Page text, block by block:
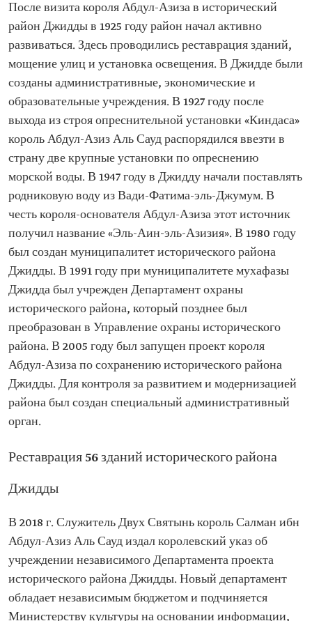
После визита короля Абдул-Азиза в исторический
район Джидды в 1925 году район начал активно
развиваться. Здесь проводились реставрация зданий,
мощение улиц и установка освещения. В Джидде были
созданы административные, экономические и
образовательные учреждения. В 1927 году после
выхода из строя опреснительной установки «Киндаса»
король Абдул-Азиз Аль Сауд распорядился ввезти в
страну две крупные установки по опреснению
морской воды. В 1947 году в Джидду начали поставлять
родниковую воду из Вади-Фатима-эль-Джумум. В
честь короля-основателя Абдул-Азиза этот источник
получил название «Эль-Аин-эль-Азизия». В 1980 году
был создан муниципалитет исторического района
Джидды. В 1991 году при муниципалитете мухафазы
Джидда был учрежден Департамент охраны
исторического района, который позднее был
преобразован в Управление охраны исторического
района. В 2005 году был запущен проект короля
Абдул-Азиза по сохранению исторического района
Джидды. Для контроля за развитием и модернизацией
района был создан специальный административный
орган.
Реставрация 56 зданий исторического района
Джидды
В 2018 г. Служитель Двух Святынь король Салман ибн
Абдул-Азиз Аль Сауд издал королевский указ об
учреждении независимого Департамента проекта
исторического района Джидды. Новый департамент
обладает независимым бюджетом и подчиняется
Министерству культуры на основании информации,